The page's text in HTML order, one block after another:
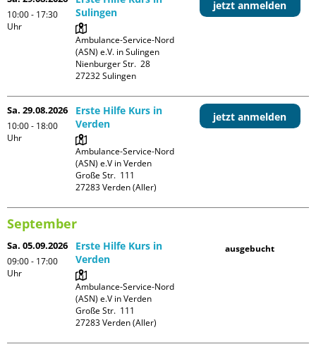
10:00 - 17:30
Uhr
Sulingen
Ambulance-Service-Nord
(ASN) e.V. in Sulingen
Nienburger Str.  28
jetzt anmelden
Sa. 29.08.2026
10:00 - 18:00
Uhr
Erste Hilfe Kurs in
Verden
Ambulance-Service-Nord
(ASN) e.V in Verden
Große Str.  111
jetzt anmelden
September
Sa. 05.09.2026
09:00 - 17:00
Uhr
Erste Hilfe Kurs in
Verden
Ambulance-Service-Nord
(ASN) e.V in Verden
Große Str.  111
ausgebucht